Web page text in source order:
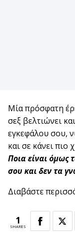
Μία πρόσφατη
σεξ βελτιώνει
εγκεφάλου σου,
και σε κάνει πιο
Ποια είναι όμως
σου και δεν τα
Διαβάστε
1
SHARES